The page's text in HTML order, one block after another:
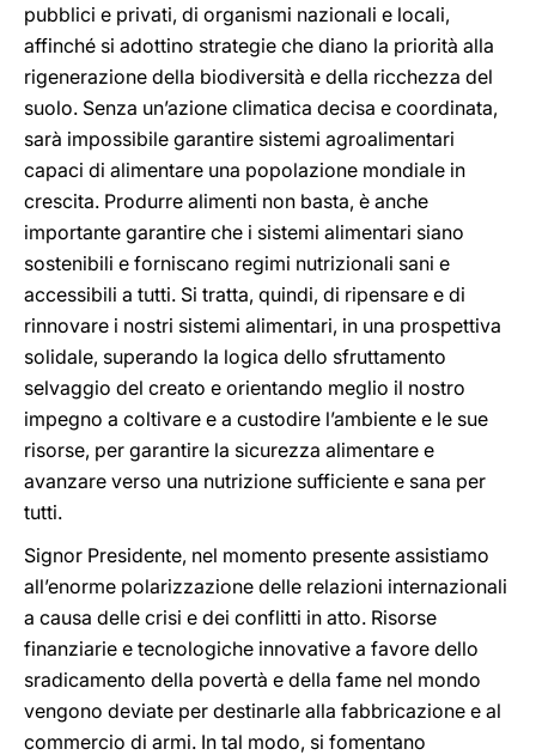
pubblici e privati, di organismi nazionali e locali,
affinché si adottino strategie che diano la priorità alla
rigenerazione della biodiversità e della ricchezza del
suolo. Senza un’azione climatica decisa e coordinata,
sarà impossibile garantire sistemi agroalimentari
capaci di alimentare una popolazione mondiale in
crescita. Produrre alimenti non basta, è anche
importante garantire che i sistemi alimentari siano
sostenibili e forniscano regimi nutrizionali sani e
accessibili a tutti. Si tratta, quindi, di ripensare e di
rinnovare i nostri sistemi alimentari, in una prospettiva
solidale, superando la logica dello sfruttamento
selvaggio del creato e orientando meglio il nostro
impegno a coltivare e a custodire l’ambiente e le sue
risorse, per garantire la sicurezza alimentare e
avanzare verso una nutrizione sufficiente e sana per
tutti.
Signor Presidente, nel momento presente assistiamo
all’enorme polarizzazione delle relazioni internazionali
a causa delle crisi e dei conflitti in atto. Risorse
finanziarie e tecnologiche innovative a favore dello
sradicamento della povertà e della fame nel mondo
vengono deviate per destinarle alla fabbricazione e al
commercio di armi. In tal modo, si fomentano